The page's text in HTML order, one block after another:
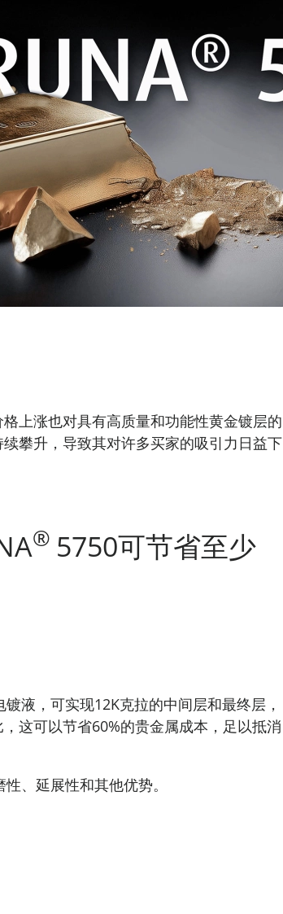
上涨也对具有高质量和功能性黄金镀层的
攀升，导致其对许多买家的吸引力日益下
® 5750可节省至少
液，可实现12K克拉的中间层和最终层，
这可以节省60%的贵金属成本，足以抵消
、延展性和其他优势。